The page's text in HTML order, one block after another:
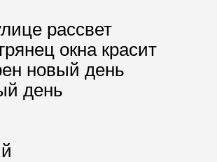
рассвет
окна красит
новый день
день